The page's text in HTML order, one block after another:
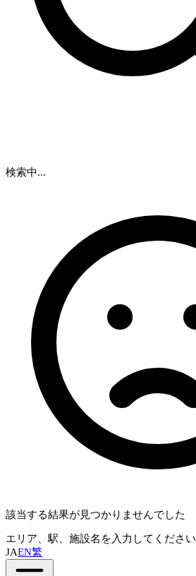
検索中...
該当する結果が見つかりませんでした
エリア、駅、施設名を入力してください
JAEN繁